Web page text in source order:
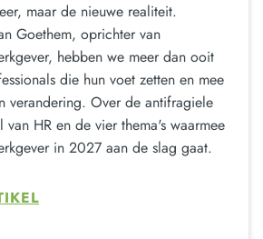
maar de nieuwe realiteit.
Goethem, oprichter van
hebben we meer dan ooit
die hun voet zetten en mee
verandering. Over de antifragiele
HR en de vier thema's waarmee
in 2027 aan de slag gaat.